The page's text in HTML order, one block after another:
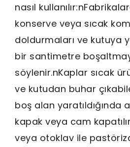
nasıl
konserve veya sıcak
doldurmaları ve kutuya
bir santimetre
söylenir.nKaplar sıcak
ve kutudan buhar
boş alan yaratıldığında
kapak veya cam
veya otoklav ile